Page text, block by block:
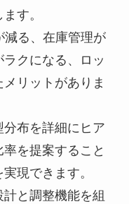
す。
減る、在庫管理が
クになる、ロッ
リットがありま
布を詳細にヒア
を提案すること
現できます。
と調整機能を組